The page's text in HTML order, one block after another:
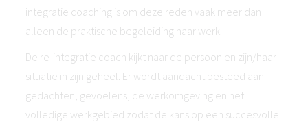
integratie coaching is om deze reden vaak meer dan
alleen de praktische begeleiding naar werk.
De re-integratie coach kijkt naar de persoon en zijn/haar
situatie in zijn geheel. Er wordt aandacht besteed aan
gedachten, gevoelens, de werkomgeving en het
volledige werkgebied zodat de kans op een succesvolle